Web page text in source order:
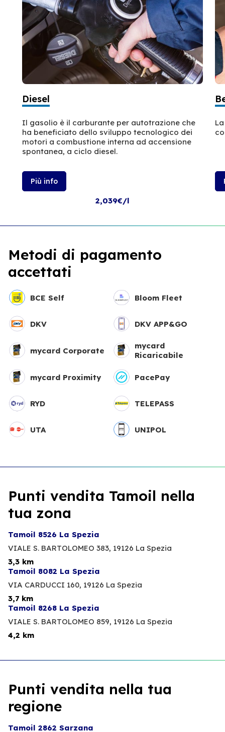
Diesel
Il gasolio è il carburante per autotrazione che
ha beneficiato dello sviluppo tecnologico dei
motori a combustione interna ad accensione
spontanea, a ciclo diesel.
Più info
2,039€/l
Metodi di pagamento
accettati
BCE Self Bloom Fleet
DKV DKV APP&GO
mycard Corporate
mycard
Ricaricabile
mycard Proximity PacePay
RYD TELEPASS
UTA UNIPOL
Punti vendita Tamoil nella
tua zona
Tamoil 8526 La Spezia
VIALE S. BARTOLOMEO 383, 19126 La Spezia
3,3 km
Tamoil 8082 La Spezia
VIA CARDUCCI 160, 19126 La Spezia
3,7 km
Tamoil 8268 La Spezia
VIALE S. BARTOLOMEO 859, 19126 La Spezia
4,2 km
Punti vendita nella tua
regione
Tamoil 2862 Sarzana